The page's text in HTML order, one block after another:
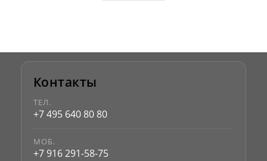
Контакты
ТЕЛ.
+7 495 640 80 80
МОБ.
+7 916 291-58-75